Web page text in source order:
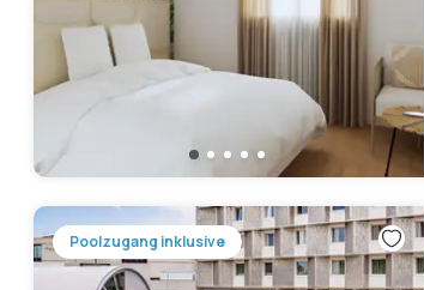
Poolzugang inklusive